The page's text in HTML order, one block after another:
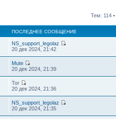
Тем: 114 •
ПОСЛЕДНЕЕ СООБЩЕНИЕ
NS_support_legolaz
20 дек 2024, 21:42
Mute
20 дек 2024, 21:39
Tor
20 дек 2024, 21:36
NS_support_legolaz
20 дек 2024, 21:35